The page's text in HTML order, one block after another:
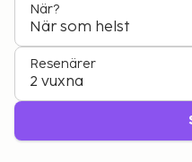
När?
När som helst
Resenärer
2 vuxna